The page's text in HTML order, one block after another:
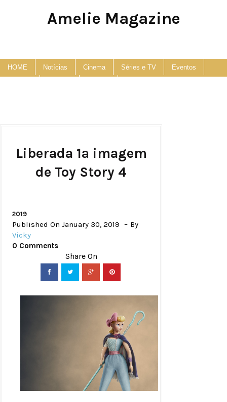
Amelie Magazine
HOME Notícias Cinema Séries e TV Eventos
Liberada 1ª imagem
de Toy Story 4
2019
Published On January 30, 2019
By
Vicky
0 Comments